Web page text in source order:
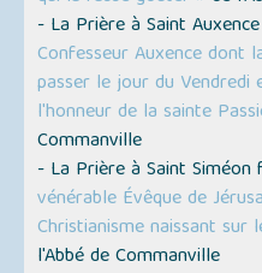
- La Prière à Saint
Confesseur Auxence
passer le jour du Vendredi
l'honneur de la sainte
Commanville
- La Prière à Saint
vénérable Évêque de
Christianisme naissant sur
l'Abbé de Commanville